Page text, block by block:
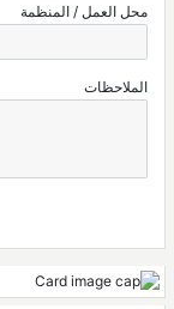
محل العمل / المنظمة
الملاحظات